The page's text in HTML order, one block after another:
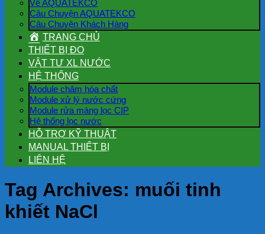
Về AQUATEKCO
Câu Chuyện AQUATEKCO
Câu Chuyện Khách Hàng
TRANG CHỦ
THIẾT BỊ ĐO
VẬT TƯ XL NƯỚC
HỆ THỐNG
Module châm hóa chất
Module xử lý nước cứng
Module rửa màng lọc CIP
Hệ thống lọc nước
HỖ TRỢ KỸ THUẬT
MANUAL THIẾT BỊ
LIÊN HỆ
Tag Archives: muối tinh
khiết NaCl